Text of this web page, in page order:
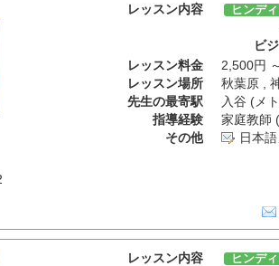
レッスン内容 ヒンデ
ビ
レッスン料金
2,500円
レッスン場所
秋葉原 ,
先生の最寄駅
入谷 (メ
指導経験
家庭教師
その他
日本
レッスン内容 ヒンデ